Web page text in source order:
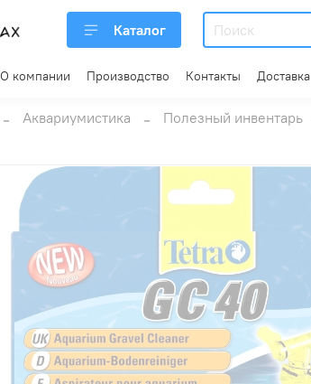
Каталог
О компании Производство Контакты Доставка
Аквариумистика Полезный инвентарь